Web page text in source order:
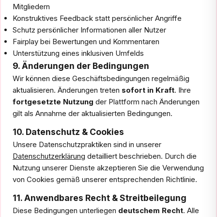
Mitgliedern
Konstruktives Feedback statt persönlicher Angriffe
Schutz persönlicher Informationen aller Nutzer
Fairplay bei Bewertungen und Kommentaren
Unterstützung eines inklusiven Umfelds
9. Änderungen der Bedingungen
Wir können diese Geschäftsbedingungen regelmäßig
aktualisieren. Änderungen treten sofort in Kraft. Ihre
fortgesetzte Nutzung der Plattform nach Änderungen
gilt als Annahme der aktualisierten Bedingungen.
10. Datenschutz & Cookies
Unsere Datenschutzpraktiken sind in unserer
Datenschutzerklärung detailliert beschrieben. Durch die
Nutzung unserer Dienste akzeptieren Sie die Verwendung
von Cookies gemäß unserer entsprechenden Richtlinie.
11. Anwendbares Recht & Streitbeilegung
Diese Bedingungen unterliegen deutschem Recht. Alle